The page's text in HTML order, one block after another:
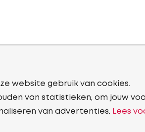
website gebruik van cookies.
van statistieken, om jouw
van advertenties. Lees